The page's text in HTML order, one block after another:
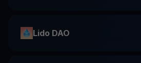
Lido DAO